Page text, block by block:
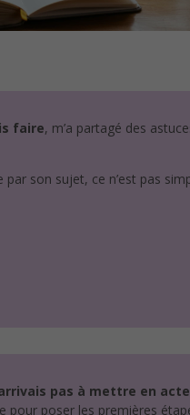
faire, m’a partagé des
son sujet, ce n’est pas
pas à mettre en
pour poser les premières